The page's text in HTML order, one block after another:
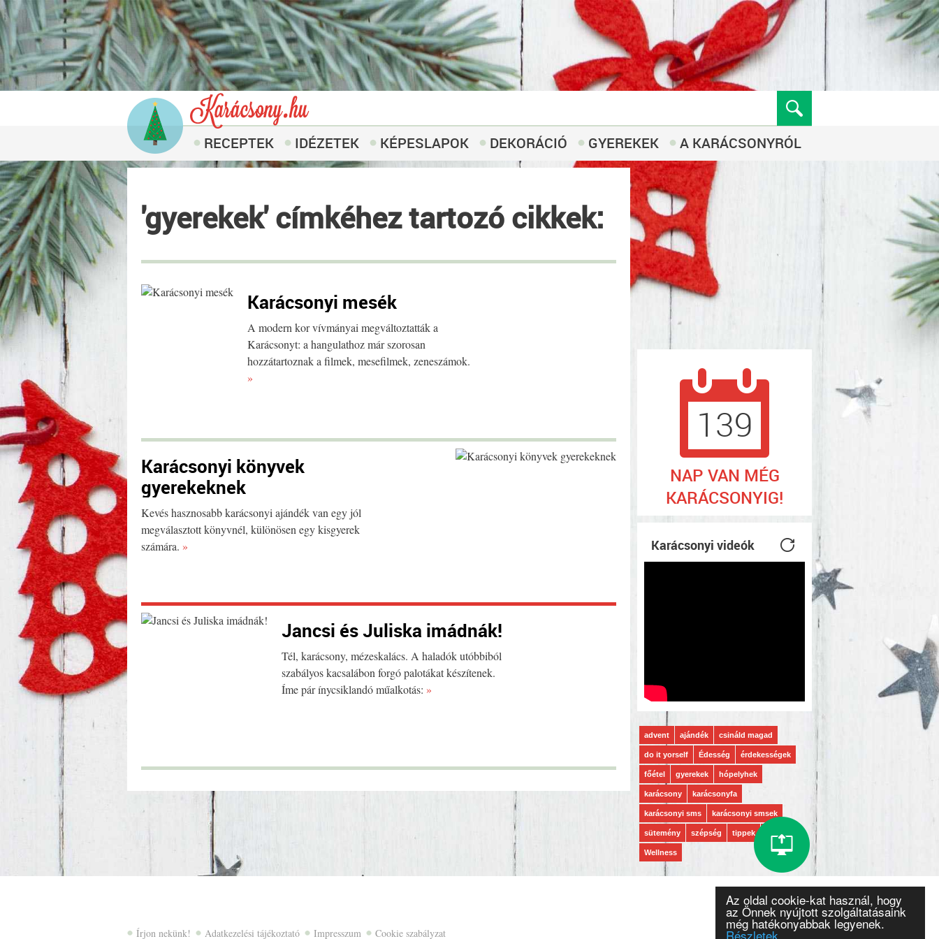
Az oldal cookie-kat használ, hogy
az Önnek nyújtott szolgáltatásaink
még hatékonyabbak legyenek.
Részletek
RECEPTEK IDÉZETEK KÉPESLAPOK DEKORÁCIÓ GYEREKEK A KARÁCSONYRÓL
'gyerekek' címkéhez tartozó cikkek:
Karácsonyi mesék
A modern kor vívmányai megváltoztatták a
Karácsonyt: a hangulathoz már szorosan
hozzátartoznak a filmek, mesefilmek, zeneszámok.
»
Karácsonyi könyvek
gyerekeknek
Kevés hasznosabb karácsonyi ajándék van egy jól
megválasztott könyvnél, különösen egy kisgyerek
számára. »
Jancsi és Juliska imádnák!
Tél, karácsony, mézeskalács. A haladók utóbbiból
szabályos kacsalábon forgó palotákat készítenek.
Íme pár ínycsiklandó műalkotás: »
139
NAP VAN MÉG
KARÁCSONYIG!
Karácsonyi videók
advent ajándék csináld magad
do it yorself Édesség érdekességek
főétel gyerekek hópelyhek
karácsony karácsonyfa
karácsonyi sms karácsonyi smsek
sütemény szépség tippek vers
Wellness
Írjon nekünk! Adatkezelési tájékoztató Impresszum Cookie szabályzat